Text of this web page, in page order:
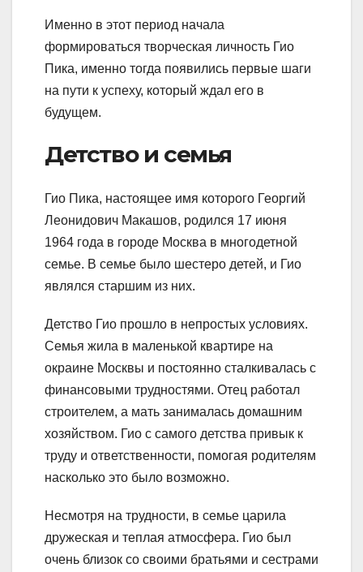
Именно в этот период начала
формироваться творческая личность Гио
Пика, именно тогда появились первые шаги
на пути к успеху, который ждал его в
будущем.
Детство и семья
Гио Пика, настоящее имя которого Георгий
Леонидович Макашов, родился 17 июня
1964 года в городе Москва в многодетной
семье. В семье было шестеро детей, и Гио
являлся старшим из них.
Детство Гио прошло в непростых условиях.
Семья жила в маленькой квартире на
окраине Москвы и постоянно сталкивалась с
финансовыми трудностями. Отец работал
строителем, а мать занималась домашним
хозяйством. Гио с самого детства привык к
труду и ответственности, помогая родителям
насколько это было возможно.
Несмотря на трудности, в семье царила
дружеская и теплая атмосфера. Гио был
очень близок со своими братьями и сестрами